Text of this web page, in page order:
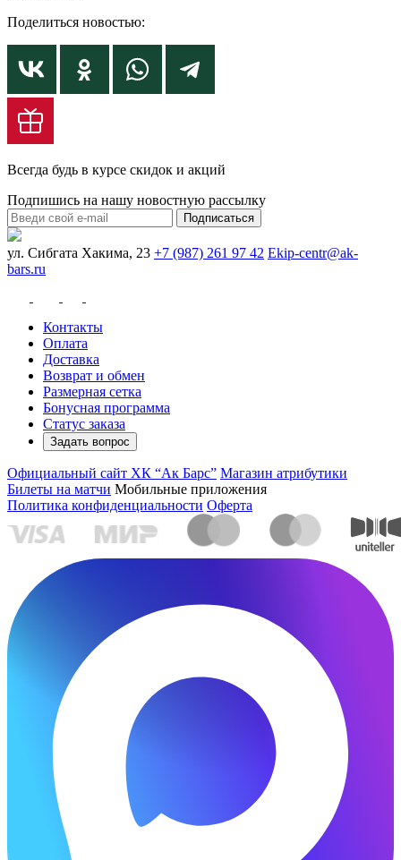
Поделиться новостью:
Всегда будь в курсе скидок и акций
Подпишись на нашу новостную рассылку
Подписаться
ул. Сибгата Хакима, 23 +7 (987) 261 97 42 Ekip-centr@ak-
bars.ru
Контакты
Оплата
Доставка
Возврат и обмен
Размерная сетка
Бонусная программа
Статус заказа
Задать вопрос
Официальный сайт ХК “Ак Барс” Магазин атрибутики
Билеты на матчи Мобильные приложения
Политика конфиденциальности Оферта